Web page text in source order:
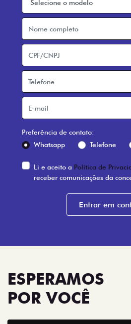
Preferência de contato:
Whatsapp
Telefone
Li e aceito a Política de
receber comunicações da
Entrar em
ESPERAMOS
POR VOCÊ